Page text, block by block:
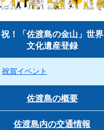
祝！「佐渡島の金山」世界
文化遺産登録
祝賀イベント
佐渡島の概要
佐渡島内の交通情報